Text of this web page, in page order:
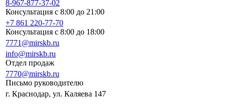
8-967-877-37-02
Консультация с 8:00 до 21:00
+7 861 220-77-70
Консультация с 8:00 до 18:00
7771@mirskb.ru
info@mirskb.ru
Отдел продаж
7770@mirskb.ru
Письмо руководителю
г. Краснодар, ул. Каляева 147